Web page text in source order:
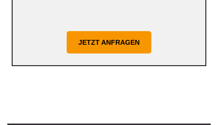
JETZT ANFRAGEN